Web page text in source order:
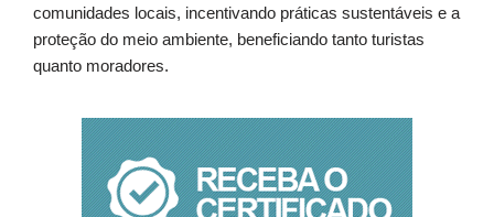
comunidades locais, incentivando práticas sustentáveis e a
proteção do meio ambiente, beneficiando tanto turistas
quanto moradores.